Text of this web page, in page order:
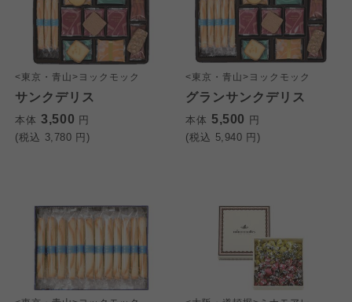
<東京・青山>ヨックモック
サンクデリス
本体 3,500 円
(税込 3,780 円)
<東京・青山>ヨックモック
グランサンクデリス
本体 5,500 円
(税込 5,940 円)